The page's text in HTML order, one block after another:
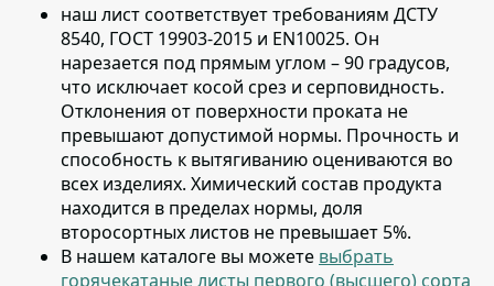
наш лист соответствует требованиям ДСТУ
8540, ГОСТ 19903-2015 и EN10025. Он
нарезается под прямым углом – 90 градусов,
что исключает косой срез и серповидность.
Отклонения от поверхности проката не
превышают допустимой нормы. Прочность и
способность к вытягиванию оцениваются во
всех изделиях. Химический состав продукта
находится в пределах нормы, доля
второсортных листов не превышает 5%.
В нашем каталоге вы можете выбрать
горячекатаные листы первого (высшего) сорта